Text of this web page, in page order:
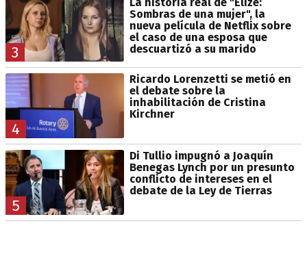
3
Sombras de una mujer", la
nueva película de Netflix sobre
el caso de una esposa que
descuartizó a su marido
4
Ricardo Lorenzetti se metió en
el debate sobre la
inhabilitación de Cristina
Kirchner
5
Di Tullio impugnó a Joaquín
Benegas Lynch por un presunto
conflicto de intereses en el
debate de la Ley de Tierras